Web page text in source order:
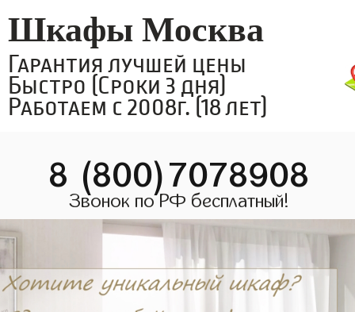
Шкафы Москва
Гарантия лучшей цены
Быстро (Сроки 3 дня)
Работаем с 2008г. (18 лет)
8 (800)7078908
Звонок по РФ бесплатный!